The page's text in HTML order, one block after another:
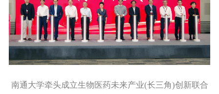
南通大学牵头成立生物医药未来产业(长三角)创新联合